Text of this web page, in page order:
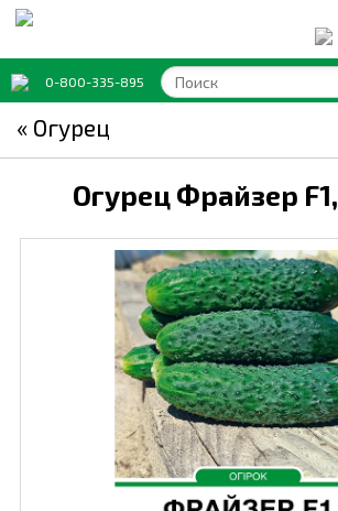
0-800-335-895
« Огурец
Огурец Фрайзер F1,